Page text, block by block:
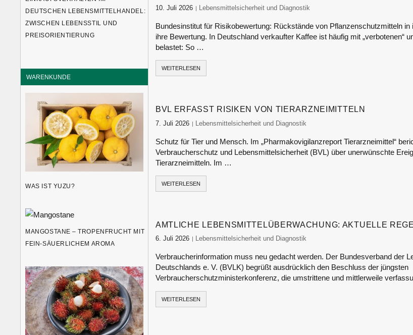
10. Juli 2026 food-monitor
Lebensmittelsicherheit und Diagnostik
Bundesinstitut für Risikobewertung: Rückstände von Pflanzenschutzmitteln in
ihre Bewertung. In Deutschland verkaufter Kaffee ist häufig mit „verbotenen“
belastet: So …
WEITERLESEN
BVL ERFASST RISIKEN VON TIERARZNEIMITTELN
7. Juli 2026 food-monitor
Lebensmittelsicherheit und Diagnostik
Schutz für Tier und Mensch. Im „Pharmakovigilanzreport Tierarzneimittel“
Verbraucherschutz und Lebensmittelsicherheit (BVL) über unerwünschte
Tierarzneimitteln. Im …
WEITERLESEN
AMTLICHE LEBENSMITTELÜBERWACHUNG: AKTUELLE
6. Juli 2026 food-monitor
Lebensmittelsicherheit und Diagnostik
Verbraucherinformation muss neu gedacht werden. Der Bundesverband der
Deutschlands e. V. (BVLK) begrüßt ausdrücklich den Beschluss der jüngsten
Verbraucherschutzministerkonferenz, die umstrittene und mittlerweile
WEITERLESEN
DEUTSCHEN LEBENSMITTELHANDEL:
ZWISCHEN LEBENSSTIL UND
PREISORIENTIERUNG
WARENKUNDE
WAS IST YUZU?
MANGOSTANE – TROPENFRUCHT MIT
FEIN-SÄUERLICHEM AROMA